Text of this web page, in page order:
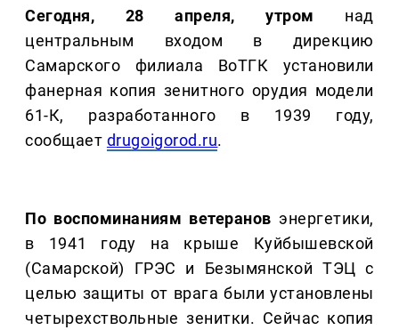
Сегодня, 28 апреля, утром над
центральным входом в дирекцию
Самарского филиала ВоТГК установили
фанерная копия зенитного орудия модели
61-К, разработанного в 1939 году,
сообщает drugoigorod.ru.
По воспоминаниям ветеранов энергетики,
в 1941 году на крыше Куйбышевской
(Самарской) ГРЭС и Безымянской ТЭЦ с
целью защиты от врага были установлены
четырехствольные зенитки. Сейчас копия